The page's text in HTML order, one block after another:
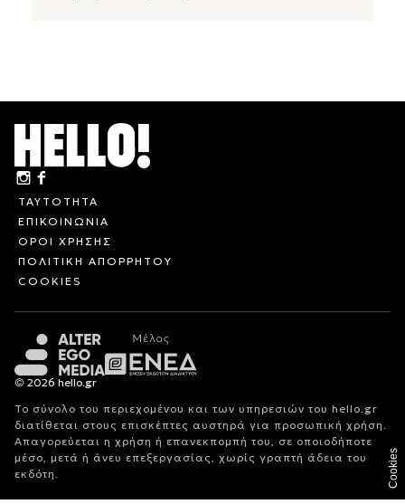
ΤΑΥΤΟΤΗΤΑ
ΕΠΙΚΟΙΝΩΝΙΑ
ΟΡΟΙ ΧΡΗΣΗΣ
ΠΟΛΙΤΙΚΗ ΑΠΟΡΡΗΤΟΥ
COOKIES
© 2026 hello.gr
Το σύνολο του περιεχομένου και των υπηρεσιών του hello.gr
διατίθεται στους επισκέπτες αυστηρά για προσωπική χρήση.
Απαγορεύεται η χρήση ή επανεκπομπή του, σε οποιοδήποτε
μέσο, μετά ή άνευ επεξεργασίας, χωρίς γραπτή άδεια του
εκδότη.
Cookies